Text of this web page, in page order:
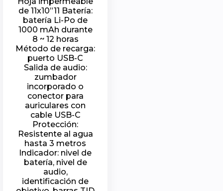
de 11x10”11 Batería:
batería Li-Po de
1000 mAh durante
8 ~ 12 horas
Método de recarga:
puerto USB-C
Salida de audio:
zumbador
incorporado o
conector para
auriculares con
cable USB-C
Protección:
Resistente al agua
hasta 3 metros
Indicador: nivel de
batería, nivel de
audio,
identificación de